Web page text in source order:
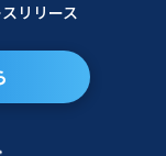
リリース